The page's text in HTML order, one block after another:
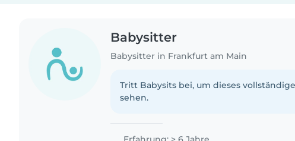
Babysitter
Babysitter in Frankfurt am Main
Tritt Babysits bei, um dieses
sehen.